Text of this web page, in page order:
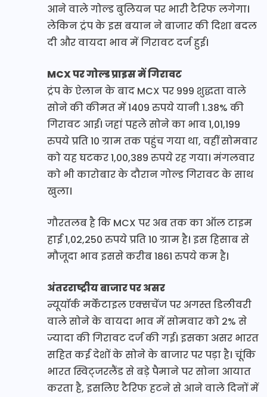
आने वाले गोल्ड बुलियन पर भारी टैरिफ लगेगा।
लेकिन ट्रंप के इस बयान ने बाजार की दिशा बदल
दी और वायदा भाव में गिरावट दर्ज हुई।
MCX पर गोल्ड प्राइस में गिरावट
ट्रंप के ऐलान के बाद MCX पर 999 शुद्धता वाले
सोने की कीमत में 1409 रुपये यानी 1.38% की
गिरावट आई। जहां पहले सोने का भाव 1,01,199
रुपये प्रति 10 ग्राम तक पहुंच गया था, वहीं सोमवार
को यह घटकर 1,00,389 रुपये रह गया। मंगलवार
को भी कारोबार के दौरान गोल्ड गिरावट के साथ
खुला।
गौरतलब है कि MCX पर अब तक का ऑल टाइम
हाई 1,02,250 रुपये प्रति 10 ग्राम है। इस हिसाब से
मौजूदा भाव इससे करीब 1861 रुपये कम है।
अंतरराष्ट्रीय बाजार पर असर
न्यूयॉर्क मर्केंटाइल एक्सचेंज पर अगस्त डिलीवरी
वाले सोने के वायदा भाव में सोमवार को 2% से
ज्यादा की गिरावट दर्ज की गई। इसका असर भारत
सहित कई देशों के सोने के बाजार पर पड़ा है। चूंकि
भारत स्विट्जरलैंड से बड़े पैमाने पर सोना आयात
करता है, इसलिए टैरिफ हटने से आने वाले दिनों में